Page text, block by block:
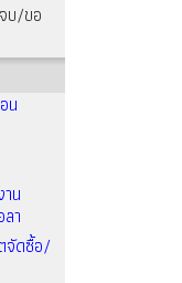
บ/ขอ
น
น
า
จัดซื้อ/